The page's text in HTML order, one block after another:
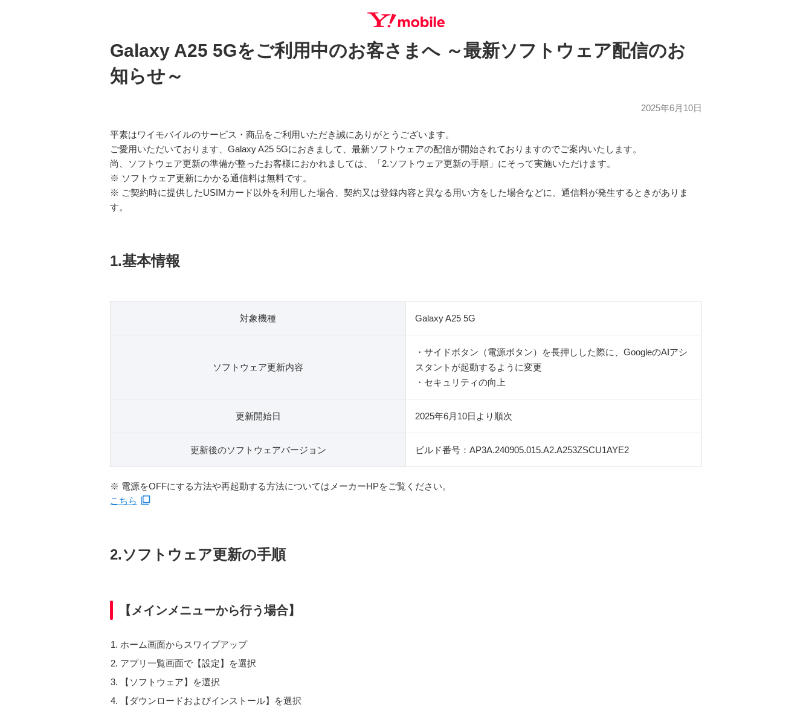
SEARCH
Galaxy A25 5Gをご利用中のお客さまへ ～最新ソフトウェア配信のお
知らせ～
2025年6月10日
平素はワイモバイルのサービス・商品をご利用いただき誠にありがとうございます。
ご愛用いただいております、Galaxy A25 5Gにおきまして、最新ソフトウェアの配信が開始されておりますのでご案内いたします。
尚、ソフトウェア更新の準備が整ったお客様におかれましては、「2.ソフトウェア更新の手順」にそって実施いただけます。
※ ソフトウェア更新にかかる通信料は無料です。
※ ご契約時に提供したUSIMカード以外を利用した場合、契約又は登録内容と異なる用い方をした場合などに、通信料が発生するときがありま
す。
1.基本情報
対象機種 Galaxy A25 5G
ソフトウェア更新内容
・サイドボタン（電源ボタン）を長押しした際に、GoogleのAIアシ
スタントが起動するように変更
・セキュリティの向上
更新開始日 2025年6月10日より順次
更新後のソフトウェアバージョン ビルド番号：AP3A.240905.015.A2.A253ZSCU1AYE2
※ 電源をOFFにする方法や再起動する方法についてはメーカーHPをご覧ください。
こちら
2.ソフトウェア更新の手順
【メインメニューから行う場合】
ホーム画面からスワイプアップ
アプリ一覧画面で【設定】を選択
【ソフトウェア】を選択
【ダウンロードおよびインストール】を選択